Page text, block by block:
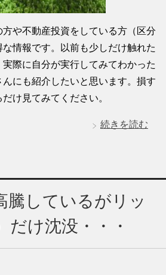
方や不動産投資をしている方（区分
情報です。以前も少しだけ触れた
際に自分が実行してみてわかった
にも紹介したいと思います。損す
け見てみてください。
続きを読む
騰しているがリッ
だけ沈没・・・